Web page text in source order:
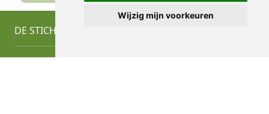
Wijzig mijn voorkeuren
DE STICHTING